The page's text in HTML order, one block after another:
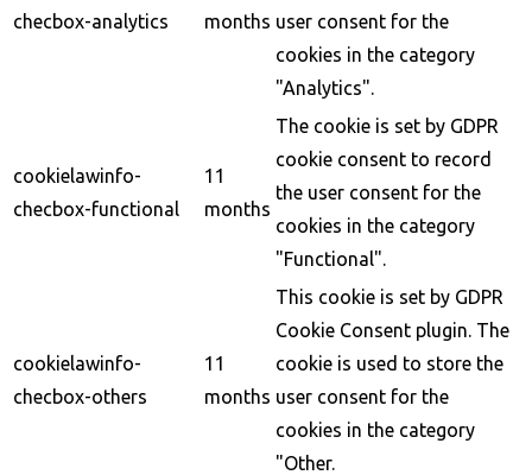
checbox-analytics
months user consent for the
cookies in the category
"Analytics".
cookielawinfo-
checbox-functional
11
months
The cookie is set by GDPR
cookie consent to record
the user consent for the
cookies in the category
"Functional".
cookielawinfo-
checbox-others
11
months
This cookie is set by GDPR
Cookie Consent plugin. The
cookie is used to store the
user consent for the
cookies in the category
"Other.